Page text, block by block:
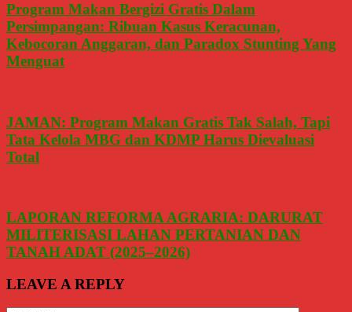
Program Makan Bergizi Gratis Dalam
Persimpangan: Ribuan Kasus Keracunan,
Kebocoran Anggaran, dan Paradox Stunting Yang
Menguat
JAMAN: Program Makan Gratis Tak Salah, Tapi
Tata Kelola MBG dan KDMP Harus Dievaluasi
Total
LAPORAN REFORMA AGRARIA: DARURAT
MILITERISASI LAHAN PERTANIAN DAN
TANAH ADAT (2025–2026)
LEAVE A REPLY